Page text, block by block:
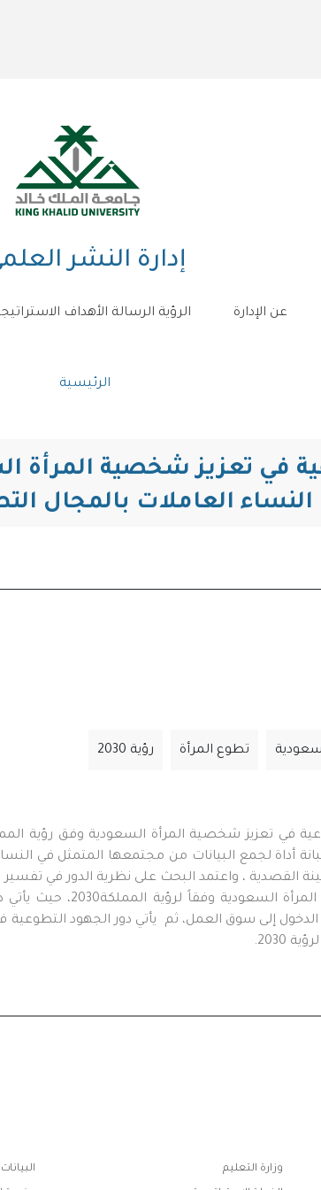
إدارة النشر
عن الإدارة الرؤية الرسالة الأهداف
مسار
الرئيسية
العاملات بالمجال
تطوع المرأة رؤية 2030
أداة لجمع البيانات من مجتمعها المتمثل في
بالطريقة العينة القصدية ، واعتمد البحث على نظرية
عينة البحث على دور
الدخول إلى سوق العمل، ثم يأتي دور الجهود
روابط
وزارة التعليم